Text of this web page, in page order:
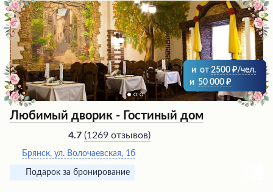
и от 2500
/чел.
и 50 000
Любимый дворик - Гостиный дом
4.7 (1269 отзывов)
Брянск, ул. Волочаевская, 1б
Подарок за бронирование